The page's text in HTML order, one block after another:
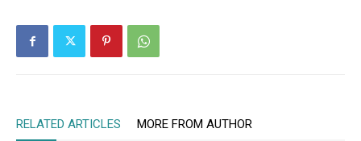
RELATED ARTICLES MORE FROM AUTHOR